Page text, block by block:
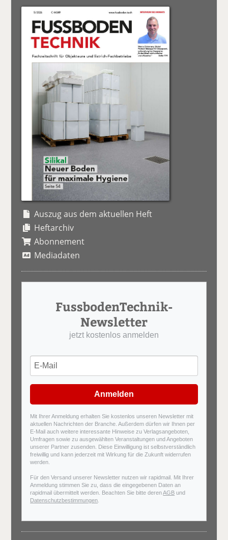
Auszug aus dem aktuellen Heft
Heftarchiv
Abonnement
Mediadaten
FussbodenTechnik-
Newsletter
jetzt kostenlos anmelden
Anmelden
Mit Ihrer Anmeldung erhalten Sie kostenlos unseren Newsletter mit
aktuellen Nachrichten der Branche. Außerdem dürfen wir Ihnen per
E-Mail auch weitere interessante Hinweise zu Verlagsangeboten,
Umfragen sowie zu ausgewählten Veranstaltungen und Angeboten
unserer Partner zusenden. Diese Einwilligung ist selbstverständlich
freiwillig und kann jederzeit mit Wirkung für die Zukunft widerrufen
werden.
Für den Versand unserer Newsletter nutzen wir rapidmail. Mit Ihrer
Anmeldung stimmen Sie zu, dass die eingegebenen Daten an
rapidmail übermittelt werden. Beachten Sie bitte derenAGB und
Datenschutzbestimmungen